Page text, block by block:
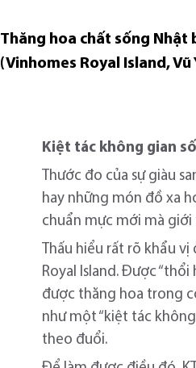
Thăng hoa chất sống
(Vinhomes Royal Island,
Kiệt tác không gian
Thước đo của sự giàu
hay những món đồ xa
chuẩn mực mới mà
Thấu hiểu rất rõ khẩu
Royal Island. Được
được thăng hoa trong
như một “kiệt tác
theo đuổi.